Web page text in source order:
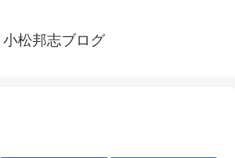
小松邦志ブログ